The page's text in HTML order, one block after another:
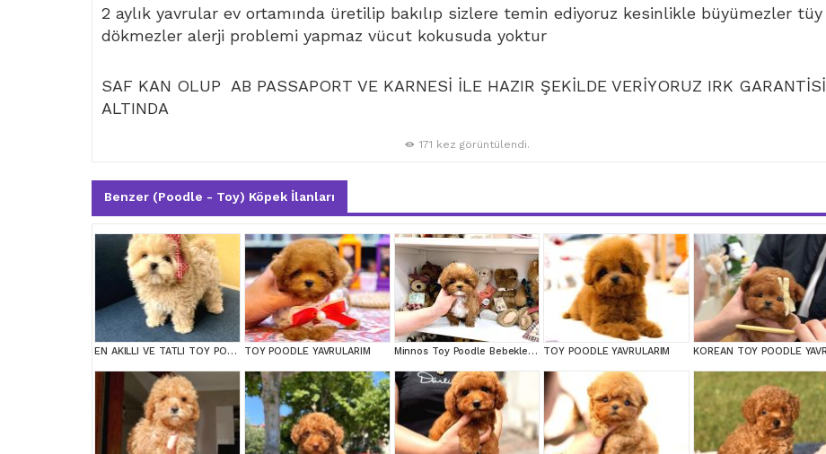
2 aylık yavrular ev ortamında üretilip bakılıp sizlere temin ediyoruz kesinlikle büyümezler tüy
dökmezler alerji problemi yapmaz vücut kokusuda yoktur
SAF KAN OLUP AB PASSAPORT VE KARNESİ İLE HAZIR ŞEKİLDE VERİYORUZ IRK GARANTİSİ
ALTINDA
171 kez görüntülendi.
Benzer (Poodle - Toy) Köpek İlanları
EN AKILLI VE TATLI TOY POODLE BEBEKLERIMIZ TOY POODLE YAVRULARIM Minnos Toy Poodle Bebeklerimiz TOY POODLE YAVRULARIM